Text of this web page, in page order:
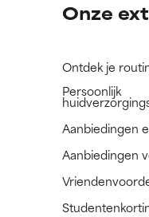
Onze
Ontdek je
Persoonlijk
Aanbiedingen
Aanbiedingen